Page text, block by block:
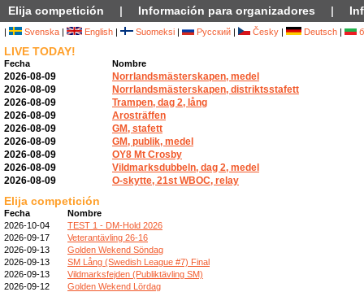
Elija competición | Información para organizadores |
| Svenska | English | Suomeksi | Русский | Česky | Deutsch |
LIVE TODAY!
Fecha Nombre
2026-08-09
Norrlandsmästerskapen, medel
2026-08-09
Norrlandsmästerskapen, distriktsstafett
2026-08-09
Trampen, dag 2, lång
2026-08-09
Arosträffen
2026-08-09
GM, stafett
2026-08-09
GM, publik, medel
2026-08-09
OY8 Mt Crosby
2026-08-09
Vildmarksdubbeln, dag 2, medel
2026-08-09
O-skytte, 21st WBOC, relay
Elija competición
Fecha
Nombre
2026-10-04
TEST 1 - DM-Hold 2026
2026-09-17
Veterantävling 26-16
2026-09-13
Golden Wekend Söndag
2026-09-13
SM Lång (Swedish League #7) Final
2026-09-13
Vildmarksfejden (Publiktävling SM)
2026-09-12
Golden Wekend Lördag